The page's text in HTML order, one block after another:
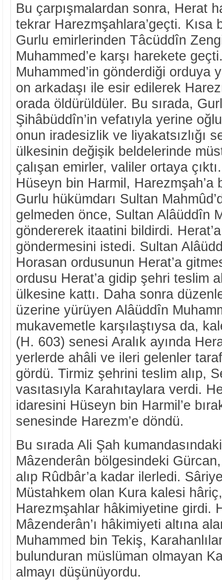
Bu çarpışmalardan sonra, Herat
tekrar Harezmşahlara’geçti. Kısa
Gurlu emirlerinden Tâcüddîn
Muhammed’e karşı harekete
Muhammed’in gönderdiği orduya
on arkadaşı ile esir edilerek
orada öldürüldüler. Bu sırada,
Şihâbüddîn’in vefatıyla yerine
onun iradesizlik ve liyakatsızlığı
ülkesinin değişik beldelerinde
çalışan emirler, valiler ortaya
Hüseyn bin Harmil, Harezmşah’a
Gurlu hükümdarı Sultan
gelmeden önce, Sultan Alâüddîn
göndererek itaatini bildirdi.
göndermesini istedi. Sultan
Horasan ordusunun Herat’a
ordusu Herat’a gidip şehri teslim
ülkesine kattı. Daha sonra
üzerine yürüyen Alâüddîn
mukavemetle karşılaştıysa da,
(H. 603) senesi Aralık ayında
yerlerde ahâli ve ileri gelenler
gördü. Tirmiz şehrini teslim alıp,
vasıtasıyla Karahıtaylara verdi.
idaresini Hüseyn bin Harmil’e
senesinde Harezm’e döndü.
Bu sırada Ali Şah
Mâzenderân bölgesindeki
alıp Rûdbâr’a kadar ilerledi.
Müstahkem olan Kura kalesi
Harezmşahlar hâkimiyetine girdi.
Mâzenderân’ı hâkimiyeti altına
Muhammed bin Tekiş,
bulunduran müslüman olmayan
almayı düşünüyordu.